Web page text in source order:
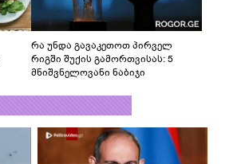
რა უნდა გავაკეთოთ პირველ
რიგში შუქის გამორთვისას: 5
მნიშვნელოვანი ნაბიჯი